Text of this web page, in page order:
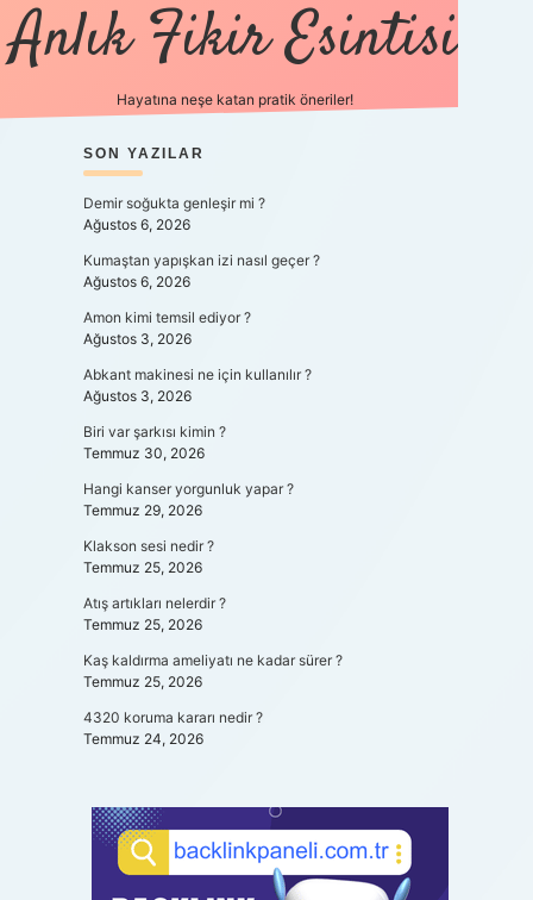
Anlık Fikir Esintisi
Hayatına neşe katan pratik öneriler!
SIDEBAR
SON YAZILAR
Demir soğukta genleşir mi ?
Ağustos 6, 2026
Kumaştan yapışkan izi nasıl geçer ?
Ağustos 6, 2026
Amon kimi temsil ediyor ?
Ağustos 3, 2026
Abkant makinesi ne için kullanılır ?
Ağustos 3, 2026
Biri var şarkısı kimin ?
Temmuz 30, 2026
Hangi kanser yorgunluk yapar ?
Temmuz 29, 2026
Klakson sesi nedir ?
Temmuz 25, 2026
Atış artıkları nelerdir ?
Temmuz 25, 2026
Kaş kaldırma ameliyatı ne kadar sürer ?
Temmuz 25, 2026
4320 koruma kararı nedir ?
Temmuz 24, 2026
ilbet mobil giriş